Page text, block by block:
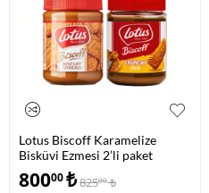
Lotus Biscoff Karamelize
Bisküvi Ezmesi 2’li paket
80000₺82500 ₺